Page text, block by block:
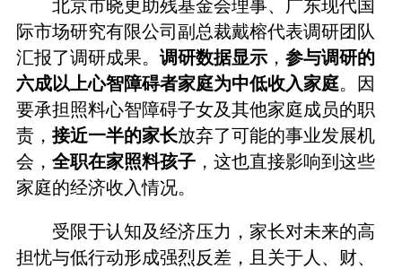
北京市晓更助残基金会理事、广东现代国
际市场研究有限公司副总裁戴榕代表调研团队
汇报了调研成果。 调研数据显示， 参与调研的
六成以上心智障碍者家庭为中低收入家庭。因
要承担照料心智障碍子女及其他家庭成员的职
责， 接近一半的家长放弃了可能的事业发展机
会， 全职在家照料孩子，这也直接影响到这些
家庭的经济收入情况。
受限于认知及经济压力，家长对未来的高
担忧与低行动形成强烈反差，且关于人、财、